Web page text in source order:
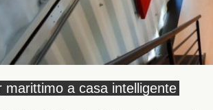
marittimo a casa intelligente